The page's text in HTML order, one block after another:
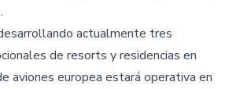
actualmente tres
de resorts y residencias en
aviones europea estará operativa en